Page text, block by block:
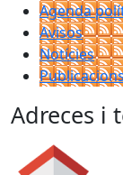
Agenda
Avisos
Notícies
Adreces i